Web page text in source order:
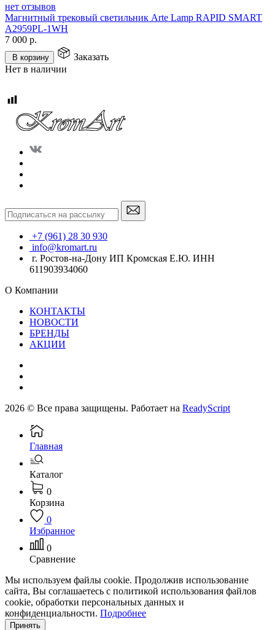
нет отзывов
Магнитный трековый светильник Arte Lamp RAPID SMART
A2959PL-1WH
7 000 р.
В корзину
Заказать
Нет в наличии
+7 (961) 28 30 930
info@kromart.ru
г. Ростов-на-Дону ИП Кромская Е.Ю. ИНН
611903934060
О Компании
КОНТАКТЫ
НОВОСТИ
БРЕНДЫ
АКЦИИ
2026 © Все права защищены. Работает на ReadyScript
Главная
Каталог
0
Корзина
0
Избранное
0
Сравнение
Мы используем файлы cookie. Продолжив использование
сайта, Вы соглашаетесь с политикой использования файлов
cookie, обработки персональных данных и
конфиденциальности. Подробнее
Принять